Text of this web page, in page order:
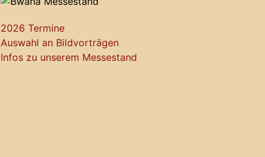
2026 Termine
Auswahl an Bildvorträgen
Infos zu unserem Messestand